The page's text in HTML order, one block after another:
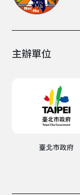
主辦單位
臺北市政府